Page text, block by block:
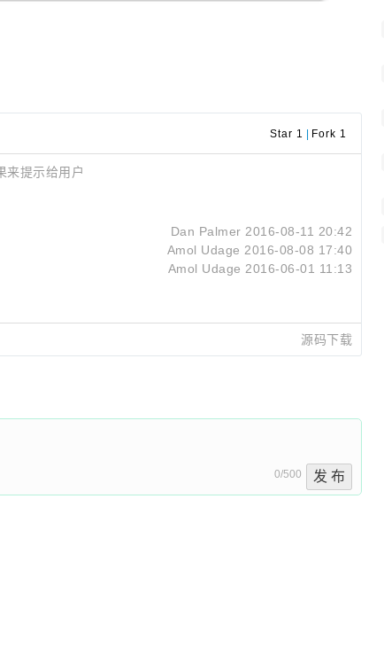
Star 1 Fork 1
来提示给用户
Dan Palmer 2016-08-11 20:42
Amol Udage 2016-08-08 17:40
Amol Udage 2016-06-01 11:13
源码下载
0/500 发 布